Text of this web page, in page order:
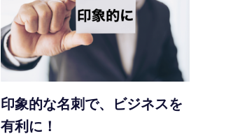
印象的な名刺で、ビジネスを
有利に！